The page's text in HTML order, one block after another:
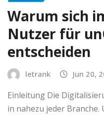
Warum sich
Nutzer für
entscheiden
letrank Jun 20,
Einleitung Die
in nahezu jeder